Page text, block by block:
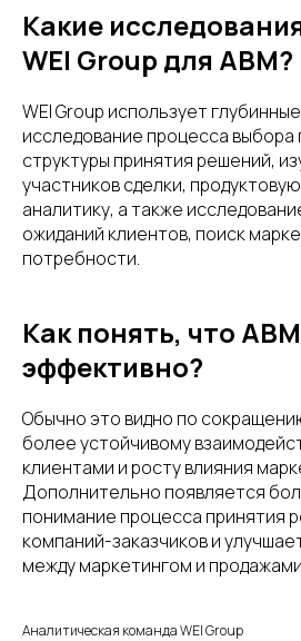
Какие
WEI Group для ABM?
WEI Group использует
исследование процесса выбора
структуры принятия решений,
участников сделки,
аналитику, а также
ожиданий клиентов, поиск
потребности.
Как понять, что
эффективно?
Обычно это видно по
более устойчивому
клиентами и росту влияния
Дополнительно появляется
понимание процесса принятия
компаний-заказчиков и
между маркетингом и
Аналитическая команда WEI Group